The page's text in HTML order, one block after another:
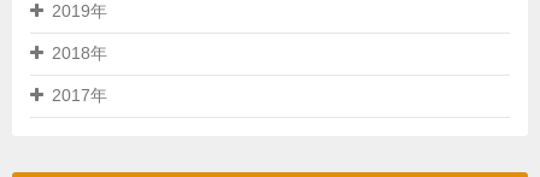
2019年
2018年
2017年